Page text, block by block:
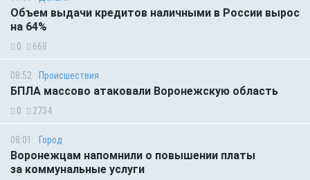
Объем выдачи кредитов наличными в России вырос
на 64%
0 668
08:52 Происшествия
БПЛА массово атаковали Воронежскую область
0 2734
08:01 Город
Воронежцам напомнили о повышении платы
за коммунальные услуги